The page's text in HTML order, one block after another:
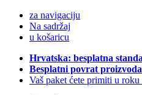
za navigaciju
Na sadržaj
u košaricu
Hrvatska: besplatna
Besplatni povrat proizvoda
Vaš paket ćete primiti u roku